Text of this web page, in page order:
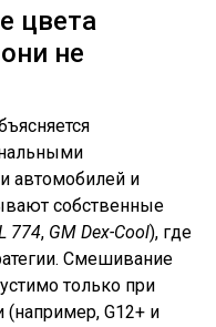
цвета
не
автомобилей и
собственные
774, GM Dex-Cool), где
Смешивание
только при
(например, G12+ и